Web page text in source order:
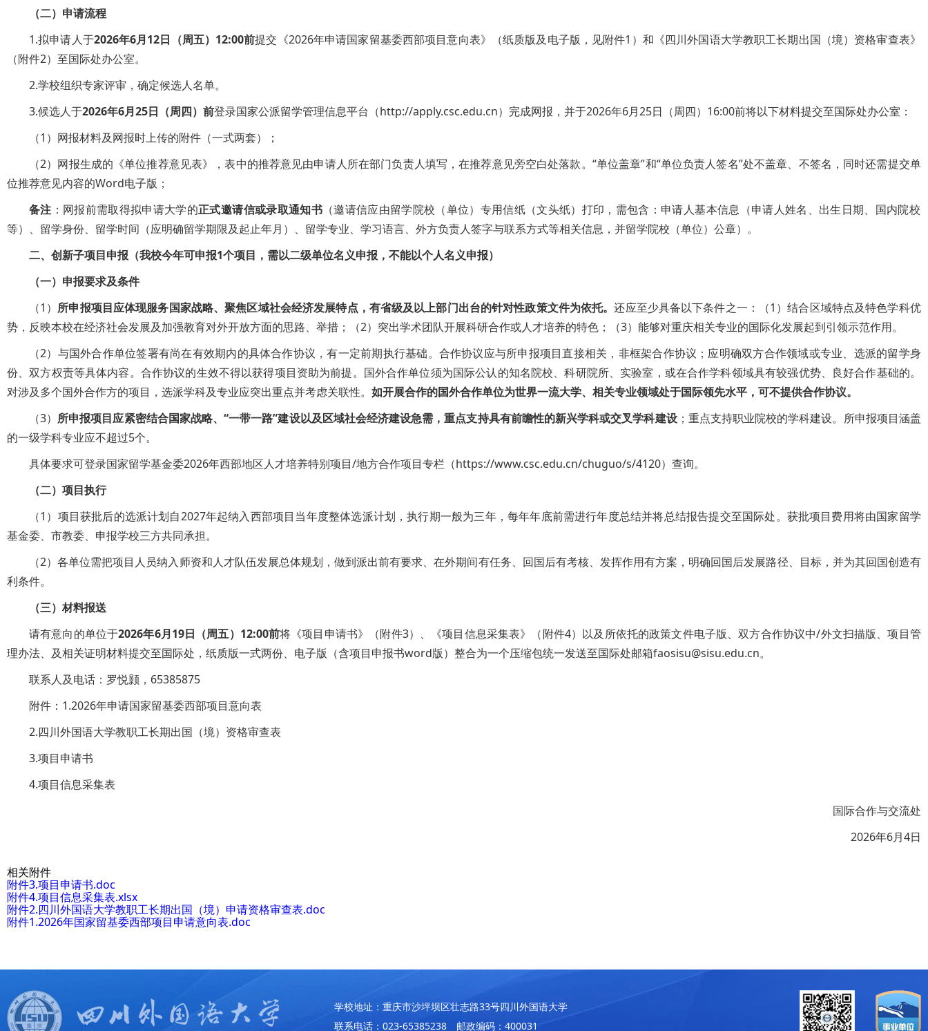
（二）申请流程
1.拟申请人于2026年6月12日（周五）12:00前提交《2026年申请国家留基委西部项目意向表》（纸质版及电子版，见附件1）和《四川外国语大学教职工长期出国（境）资格审查表》
（附件2）至国际处办公室。
2.学校组织专家评审，确定候选人名单。
3.候选人于2026年6月25日（周四） 前登录国家公派留学管理信息平台（http://apply.csc.edu.cn）完成网报，并于2026年6月25日（周四）16:00前将以下材料提交至国际处办公室：
（1）网报材料及网报时上传的附件（一式两套）；
（2）网报生成的《单位推荐意见表》，表中的推荐意见由申请人所在部门负责人填写，在推荐意见旁空白处落款。“单位盖章”和“单位负责人签名”处不盖章、不签名，同时还需提交单
位推荐意见内容的Word电子版；
备注 ：网报前需取得拟申请大学的正式邀请信或录取通知书（邀请信应由留学院校（单位）专用信纸（文头纸）打印，需包含：申请人基本信息（申请人姓名、出生日期、国内院校
等）、留学身份、留学时间（应明确留学期限及起止年月）、留学专业、学习语言、外方负责人签字与联系方式等相关信息，并留学院校（单位）公章）。
二、创新子项目申报（我校今年可申报1个项目，需以二级单位名义申报，不能以个人名义申报）
（一）申报要求及条件
（1） 所申报项目应体现服务国家战略、聚焦区域社会经济发展特点，有省级及以上部门出台的针对性政策文件为依托。还应至少具备以下条件之一：（1）结合区域特点及特色学科优
势，反映本校在经济社会发展及加强教育对外开放方面的思路、举措；（2）突出学术团队开展科研合作或人才培养的特色；（3）能够对重庆相关专业的国际化发展起到引领示范作用。
（2）与国外合作单位签署有尚在有效期内的具体合作协议，有一定前期执行基础。合作协议应与所申报项目直接相关，非框架合作协议；应明确双方合作领域或专业、选派的留学身
份、双方权责等具体内容。合作协议的生效不得以获得项目资助为前提。国外合作单位须为国际公认的知名院校、科研院所、实验室，或在合作学科领域具有较强优势、良好合作基础的。
对涉及多个国外合作方的项目，选派学科及专业应突出重点并考虑关联性。 如开展合作的国外合作单位为世界一流大学、相关专业领域处于国际领先水平，可不提供合作协议。
（3） 所申报项目应紧密结合国家战略、“一带一路”建设以及区域社会经济建设急需，重点支持具有前瞻性的新兴学科或交叉学科建设；重点支持职业院校的学科建设。所申报项目涵盖
的一级学科专业应不超过5个。
具体要求可登录国家留学基金委2026年西部地区人才培养特别项目/地方合作项目专栏（https://www.csc.edu.cn/chuguo/s/4120）查询。
（二）项目执行
（1）项目获批后的选派计划自2027年起纳入西部项目当年度整体选派计划，执行期一般为三年，每年年底前需进行年度总结并将总结报告提交至国际处。获批项目费用将由国家留学
基金委、市教委、申报学校三方共同承担。
（2）各单位需把项目人员纳入师资和人才队伍发展总体规划，做到派出前有要求、在外期间有任务、回国后有考核、发挥作用有方案，明确回国后发展路径、目标，并为其回国创造有
利条件。
（三）材料报送
请有意向的单位于2026年6月19日（周五）12:00前将《项目申请书》（附件3）、《项目信息采集表》（附件4）以及所依托的政策文件电子版、双方合作协议中/外文扫描版、项目管
理办法、及相关证明材料提交至国际处，纸质版一式两份、电子版（含项目申报书word版）整合为一个压缩包统一发送至国际处邮箱faosisu@sisu.edu.cn。
联系人及电话：罗悦颢，65385875
附件：1.2026年申请国家留基委西部项目意向表
2.四川外国语大学教职工长期出国（境）资格审查表
3.项目申请书
4.项目信息采集表
国际合作与交流处
2026年6月4日
相关附件
附件3.项目申请书.doc
附件4.项目信息采集表.xlsx
附件2.四川外国语大学教职工长期出国（境）申请资格审查表.doc
附件1.2026年国家留基委西部项目申请意向表.doc
学校地址：重庆市沙坪坝区壮志路33号四川外国语大学
联系电话：023-65385238 邮政编码：400031